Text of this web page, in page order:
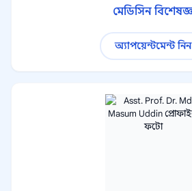
মেডিসিন
অ্যাপয়েন্টমেন্ট নিন